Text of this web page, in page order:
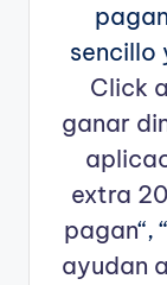
sencillo
Click
ganar
extra
pagan“, “
ayudan